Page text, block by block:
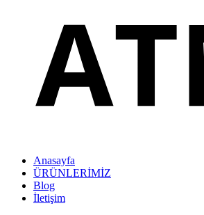
Anasayfa
ÜRÜNLERİMİZ
Blog
İletişim